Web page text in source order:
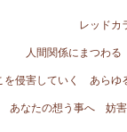
レッド
人間関係にまつわ
を侵害していく あらゆ
あなたの想う事へ 妨